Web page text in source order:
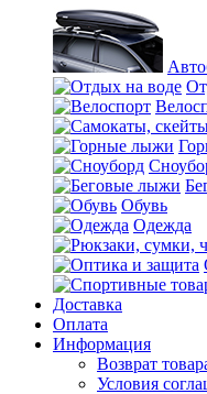
Обувь
Одежда
Доставка
Оплата
Информация
Возврат
Условия